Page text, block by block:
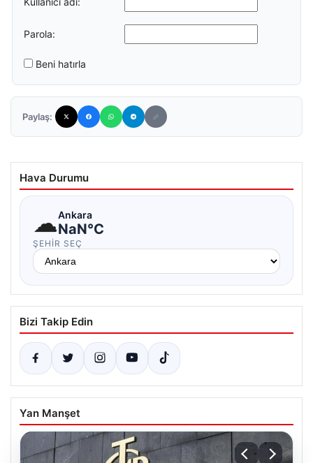
Parola:
Beni hatırla
Paylaş:
Hava Durumu
☁Ankara
NaN°C
ŞEHIR SEÇ
Bizi Takip Edin
Yan Manşet